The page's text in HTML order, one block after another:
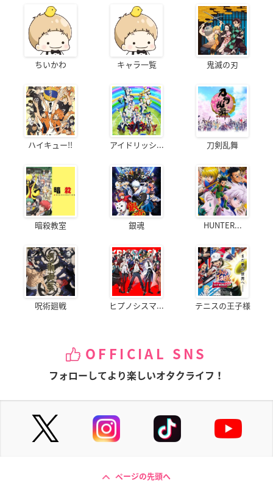
ちいかわ キャラ一覧 鬼滅の刃
ハイキュー!! アイドリッシ... 刀剣乱舞
暗殺教室 銀魂 HUNTER...
呪術廻戦 ヒプノシスマ... テニスの王子様
OFFICIAL SNS
フォローしてより楽しいオタクライフ！
ページの先頭へ